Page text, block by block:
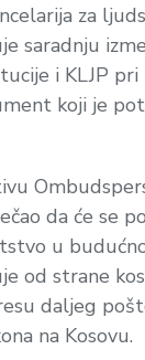
za
saradnju
i KLJP pri
koji je
da će se
u
od strane
daljeg
na Kosovu.